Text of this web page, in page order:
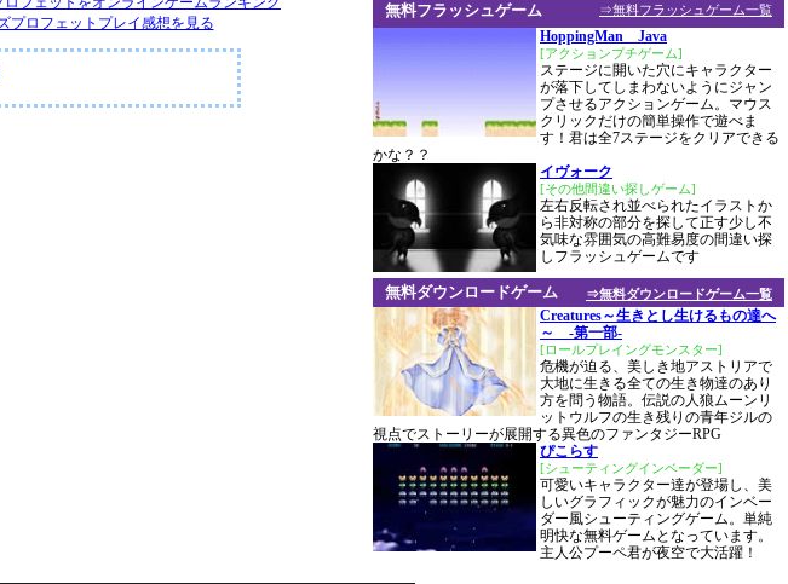
⇒無料フラッシュゲーム一覧
無料フラッシュゲーム
HoppingMan Java
[アクションプチゲーム]
ステージに開いた穴にキャラクター
が落下してしまわないようにジャン
プさせるアクションゲーム。マウス
クリックだけの簡単操作で遊べま
す！君は全7ステージをクリアできる
かな？？
イヴォーク
[その他間違い探しゲーム]
左右反転され並べられたイラストか
ら非対称の部分を探して正す少し不
気味な雰囲気の高難易度の間違い探
しフラッシュゲームです
⇒無料ダウンロードゲーム一覧
無料ダウンロードゲーム
Creatures～生きとし生けるもの達へ
～ -第一部-
[ロールプレイングモンスター]
危機が迫る、美しき地アストリアで
大地に生きる全ての生き物達のあり
方を問う物語。伝説の人狼ムーンリ
ットウルフの生き残りの青年ジルの
視点でストーリーが展開する異色のファンタジーRPG
ぴこらす
[シューティングインベーダー]
可愛いキャラクター達が登場し、美
しいグラフィックが魅力のインベー
ダー風シューティングゲーム。単純
明快な無料ゲームとなっています。
主人公プーペ君が夜空で大活躍！